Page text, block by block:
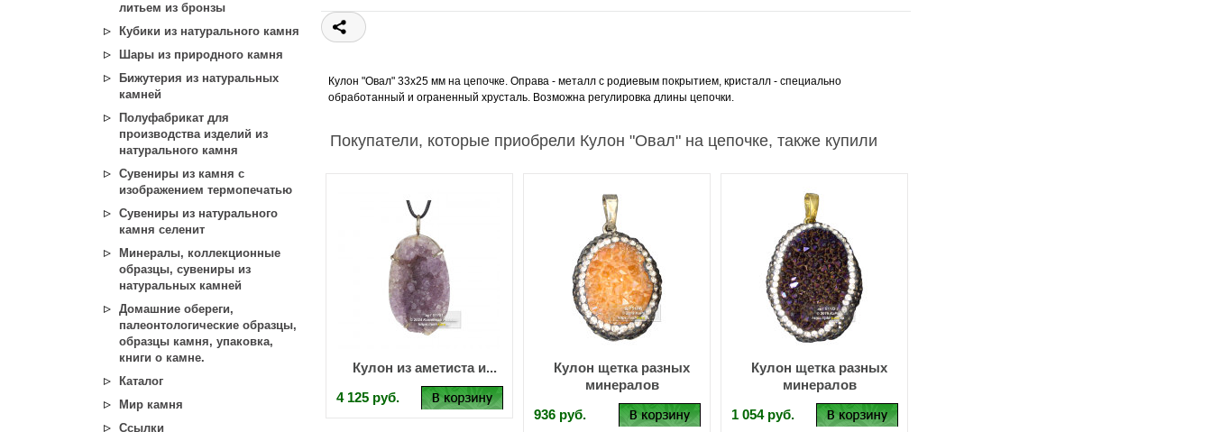
литьем из бронзы
Кубики из натурального камня
Шары из природного камня
Бижутерия из натуральных
камней
Полуфабрикат для
производства изделий из
натурального камня
Сувениры из камня с
изображением термопечатью
Сувениры из натурального
камня селенит
Минералы, коллекционные
образцы, сувениры из
натуральных камней
Домашние обереги,
палеонтологические образцы,
образцы камня, упаковка,
книги о камне.
Каталог
Мир камня
Ссылки
Кулон "Овал" 33х25 мм на цепочке. Оправа - металл с родиевым покрытием, кристалл - специально
обработанный и ограненный хрусталь. Возможна регулировка длины цепочки.
Покупатели, которые приобрели Кулон "Овал" на цепочке, также купили
Кулон из аметиста и...
4 125 руб.
Кулон щетка разных
минералов
936 руб.
Кулон щетка разных
минералов
1 054 руб.